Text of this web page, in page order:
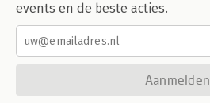
events en de beste acties.
Aanmelden